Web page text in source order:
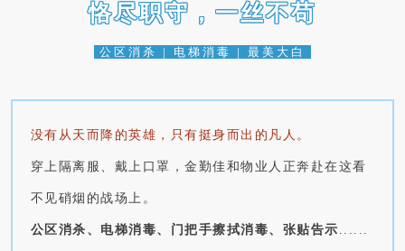
恪尽职守，一丝不苟
公区消杀 | 电梯消毒 | 最美大白
没有从天而降的英雄，只有挺身而出的凡人。
穿上隔离服、戴上口罩，金勤佳和物业人正奔赴在这看
不见硝烟的战场上。
公区消杀、电梯消毒、门把手擦拭消毒、张贴告示 ......